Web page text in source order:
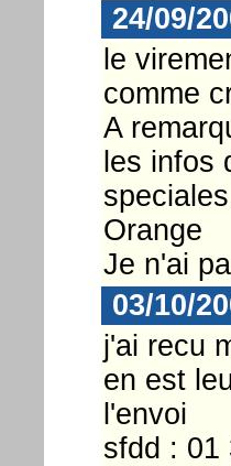
24/09/
le
comme
A
les infos
Orange
Je n'ai
03/10/
j'ai recu
en est
l'envoi
sfdd : 01